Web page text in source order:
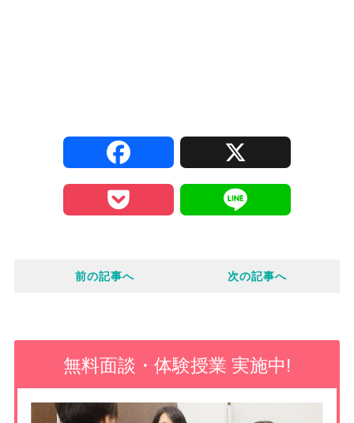
o
e
t
前の記事へ 次の記事へ
無料面談・体験授業 実施中!